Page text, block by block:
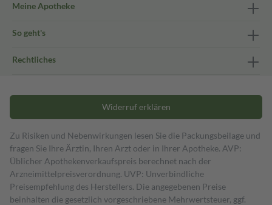
Meine Apotheke
So geht's
Rechtliches
Widerruf erklären
Zu Risiken und Nebenwirkungen lesen Sie die Packungsbeilage und
fragen Sie Ihre Ärztin, Ihren Arzt oder in Ihrer Apotheke. AVP:
Üblicher Apothekenverkaufspreis berechnet nach der
Arzneimittelpreisverordnung. UVP: Unverbindliche
Preisempfehlung des Herstellers. Die angegebenen Preise
beinhalten die gesetzlich vorgeschriebene Mehrwertsteuer, ggf.